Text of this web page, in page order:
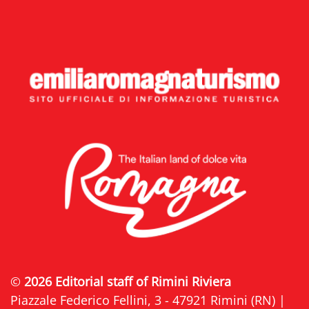
© 2026 Editorial staff of Rimini Riviera
Piazzale Federico Fellini, 3 - 47921 Rimini (RN) |